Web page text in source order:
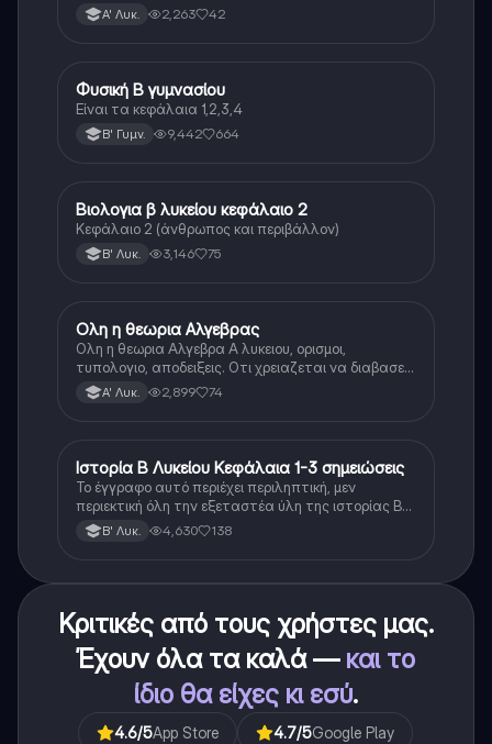
Α' Λυκ. 2,263 42
Φυσική
Φυσική Β γυμνασίου
Είναι τα κεφάλαια 1,2,3,4
Β' Γυμν. 9,442 664
Βιολογία
Βιολογια β λυκείου κεφάλαιο 2
Κεφάλαιο 2 (άνθρωπος και περιβάλλον)
Β' Λυκ. 3,146 75
Μαθηματικά
Ολη η θεωρια Αλγεβρας
Ολη η θεωρια Αλγεβρα Α λυκειου, ορισμοι,
τυπολογιο, αποδειξεις. Οτι χρειαζεται να διαβασεις
για το θεωρητικο κομματι της αλγεβρας.
Α' Λυκ. 2,899 74
Ιστορία
Ιστορία Β Λυκείου Κεφάλαια 1-3 σημειώσεις
Το έγγραφο αυτό περιέχει περιληπτική, μεν
περιεκτική όλη την εξεταστέα ύλη της ιστορίας Β
λυκείου για τα πρώτα 3 Κεφάλαια, δηλαδή την
μισή ύλη. Το έγγραφο έχει γραφτεί με προσοχή και
Β' Λυκ. 4,630 138
Κριτικές από τους χρήστες μας.
Έχουν όλα τα καλά — και το
ίδιο θα είχες κι εσύ.
4.6/5App Store 4.7/5Google Play